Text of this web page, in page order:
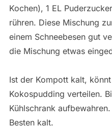
Kochen), 1 EL
rühren. Diese Mischung
einem Schneebesen gut
die Mischung etwas
Ist der Kompott kalt,
Kokospudding verteilen.
Kühlschrank
Besten kalt.